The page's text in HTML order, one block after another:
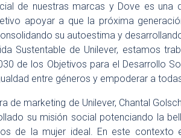
de nuestras marcas y Dove es una
apoyar a que la próxima
su autoestima y
Sustentable de Unilever, estamos
de los Objetivos para el Desarrollo
entre géneros y empoderar a
de marketing de Unilever, Chantal
su misión social potenciando la
de la mujer ideal. En este